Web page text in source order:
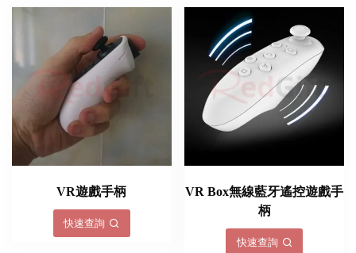
VR遊戲手柄
快速查詢
VR Box無線藍牙遙控遊戲手
柄
快速查詢